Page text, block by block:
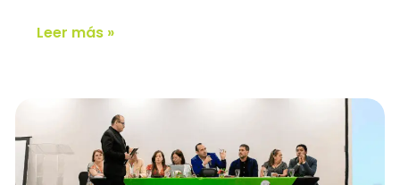
Leer más »